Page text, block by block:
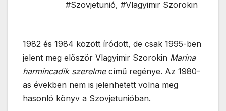
#Szovjetunió, #Vlagyimir Szorokin
1982 és 1984 között íródott, de csak 1995-ben
jelent meg először Vlagyimir Szorokin Marina
harmincadik szerelmecímű regénye. Az 1980-
as években nem is jelenhetett volna meg
hasonló könyv a Szovjetunióban.